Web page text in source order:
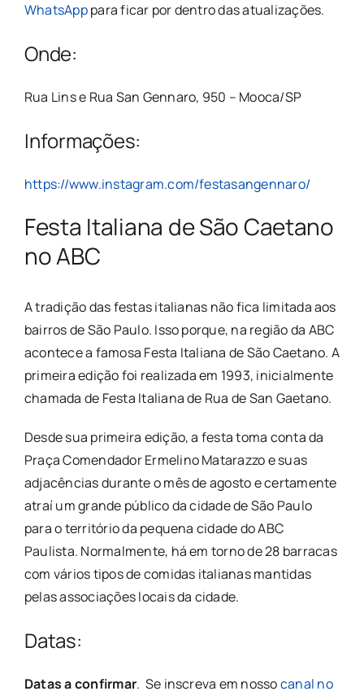
WhatsApppara ficar por dentro das atualizações.
Onde:
Rua Lins e Rua San Gennaro, 950 – Mooca/SP
Informações:
https://www.instagram.com/festasangennaro/
Festa Italiana de São Caetano
no ABC
A tradição das festas italianas não fica limitada aos
bairros de São Paulo. Isso porque, na região da ABC
acontece a famosa Festa Italiana de São Caetano. A
primeira edição foi realizada em 1993, inicialmente
chamada de Festa Italiana de Rua de San Gaetano.
Desde sua primeira edição, a festa toma conta da
Praça Comendador Ermelino Matarazzo e suas
adjacências durante o mês de agosto e certamente
atraí um grande público da cidade de São Paulo
para o território da pequena cidade do ABC
Paulista. Normalmente, há em torno de 28 barracas
com vários tipos de comidas italianas mantidas
pelas associações locais da cidade.
Datas:
Datas a confirmar. Se inscreva em nossocanal no